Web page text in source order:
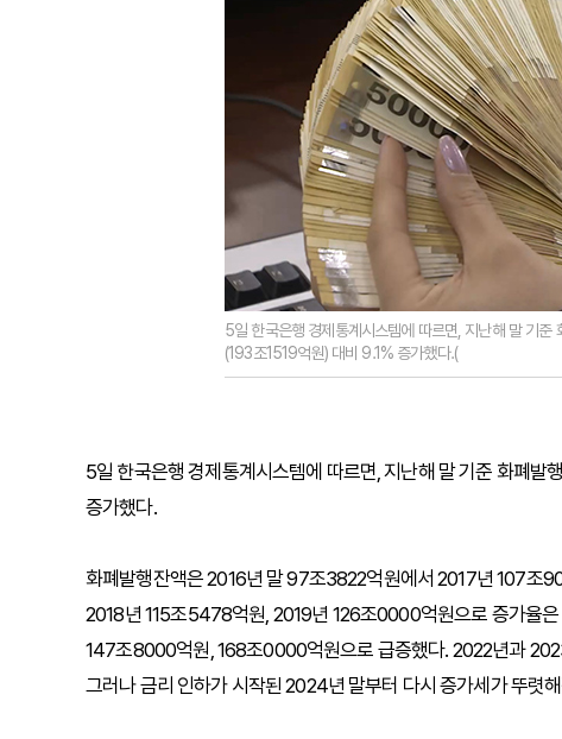
5일 한국은행 경제통계시스템에 따르면, 지난해 말 기
(193조1519억원) 대비 9.1% 증가했다.(
5일 한국은행 경제통계시스템에 따르면, 지난해 말 기준 화폐
증가했다.
화폐발행잔액은 2016년 말 97조3822억원에서 2017년 107조
2018년 115조5478억원, 2019년 126조0000억원으로 증가율
147조8000억원, 168조0000억원으로 급증했다. 2022년과
그러나 금리 인하가 시작된 2024년 말부터 다시 증가세가 뚜렷